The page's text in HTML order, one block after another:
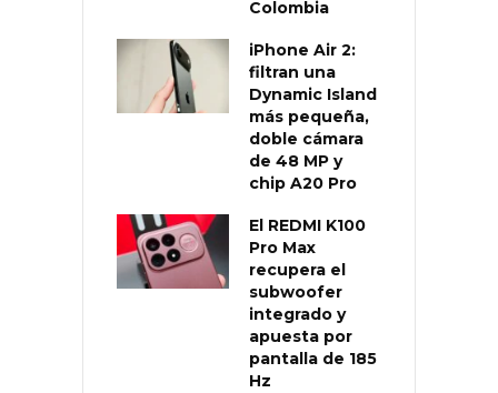
Colombia
iPhone Air 2:
filtran una
Dynamic Island
más pequeña,
doble cámara
de 48 MP y
chip A20 Pro
El REDMI K100
Pro Max
recupera el
subwoofer
integrado y
apuesta por
pantalla de 185
Hz